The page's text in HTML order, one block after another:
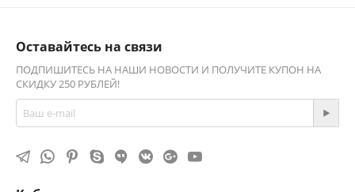
Оставайтесь на связи
ПОДПИШИТЕСЬ НА НАШИ НОВОСТИ И ПОЛУЧИТЕ КУПОН НА
СКИДКУ 250 РУБЛЕЙ!